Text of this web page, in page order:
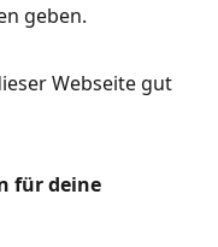
geben.
Webseite gut
für deine